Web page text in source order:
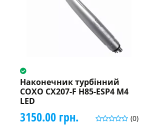
Наконечник турбінний
COXO CX207-F H85-ESP4 M4
LED
(0)
3150.00 грн.